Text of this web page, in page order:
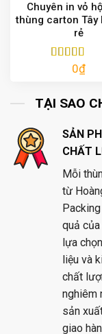
Chuyên in vỏ
thùng carton Tây
rẻ
Được xếp
0₫
TẠI SAO
SẢN
CHẤT
Mỗi
từ
quả
lựa
liệu và
chất
nghiêm
sản
giao